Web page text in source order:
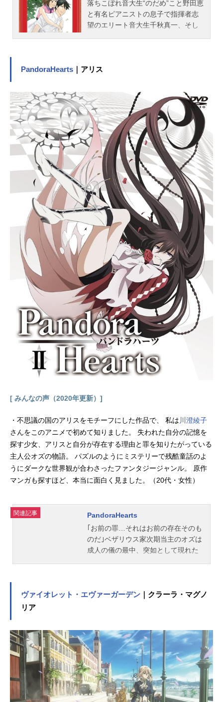
落ちこぼれ音大生“のだめ”こと野田恵
と有名ピアニストの息子で指揮者志
望のエリート音大生千秋真一、そし
ービレ放送形態TVアニメスケジュー
（木）フジテレビほか話数全23話キ
ャスト野田恵：川澄綾子千秋真一：
関智一フランツ・フォン・シュトレ
ーゼマン：小川真司峰龍太郎：川田
紳司奥山真澄：藤田圭宣多賀谷彩
子：生天目仁美黒木泰則：松風雅也
三木清良：小林沙苗江藤耕造：中井
和哉菊地亨：諏訪部順一スタッフ原
作：二ノ宮知子（「Kiss」連載、講
談社刊）監督：カサヰケンイチシリ
ーズ構成：金春智子キャラクターデ
ザイン：島村秀一総作画監督：都築
裕佳子 兵渡勝色彩設計：店橋真弓
美術監督：小林七郎CGプロデューサ
ー：神林憲和撮影監督：大河内喜夫
編集：西山茂音響監督：明田川仁ア
ニメーション制作：J.C.STAFF主題
歌OP：「AllegroCantabile」SUEMIT
SU&THESUEMITHED1：「こんなに
近くで...」CrystalKayED2：「Sagitta
rius」SUEMITSU&THENODAMEOR
CHESTRA公開開始年＆季節2007冬
アニメ(C)二ノ宮知子・講談社のだめ
カンタービレ製作委員会『のだめ
カ...
PandoraHearts ｜アリス
[ みんなの声（2020年更新）]
・不思議の国のアリスをモチーフにした作品で、 私は 川澄綾子
さんをこのアニメで初めて知りました。 失われた自分の記憶を
探す少女、アリスと自分が存在する理由と罪を知りたがっている
主人公オズの物語。 パズルのようにミステリーで残酷童話のよ
うにダークな世界観が合わさったファンタジージャンル。 原作
マンガも探すほど、本当に面白く見ました。（20代・女性）
関連記事
PandoraHearts
｢お前の罪…それはお前の存在そのも
のだ｣ベザリウス家次期当主のオズは
成人の儀の最中、突如として現れた
｢お前という人間を待っていた――｣
――｣オズの罪とは何か?アリスの目
的とは?今、運命の歯車が回り出す―
―!作品名PandoraHearts放送形態TV
アニメスケジュール2009年4月2日
（木）～2009年9月24日（木）TBS
テレビほか話数全25話キャストオズ
ヴァイオレット・エヴァーガーデン ｜クラーラ・マグノ
リア